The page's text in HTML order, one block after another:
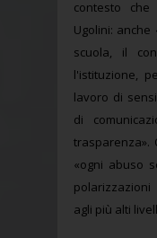
contesto
Ugolini:
scuola, il
l'istituzione,
lavoro di
di
trasparenza».
«ogni abuso
agli più alti